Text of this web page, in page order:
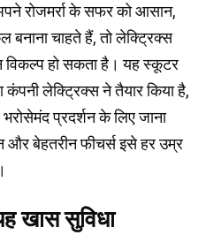
रोजमर्रा के सफर को आसान,
चाहते हैं, तो लेक्ट्रिक्स
हो सकता है। यह स्कूटर
कंपनी लेक्ट्रिक्स ने तैयार किया है,
प्रदर्शन के लिए जाना
और बेहतरीन फीचर्स इसे हर उम्र
खास सुविधा